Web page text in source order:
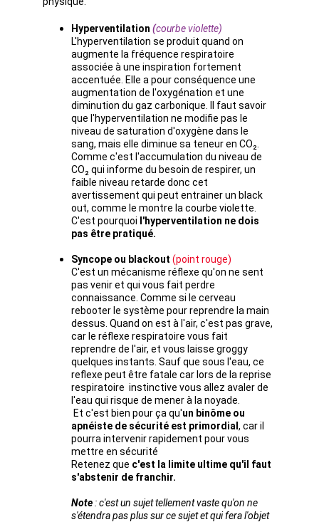
Hyperventilation (courbe violette)
L'hyperventilation se produit quand on
augmente la fréquence respiratoire
associée à une inspiration fortement
accentuée. Elle a pour conséquence une
augmentation de l'oxygénation et une
diminution du gaz carbonique. Il faut savoir
que l'hyperventilation ne modifie pas le
niveau de saturation d'oxygène dans le
sang, mais elle diminue sa teneur en CO₂.
Comme c'est l'accumulation du niveau de
CO₂ qui informe du besoin de respirer, un
faible niveau retarde donc cet
avertissement qui peut entrainer un black
out, comme le montre la courbe violette.
C'est pourquoi l'hyperventilation ne dois
pas être pratiqué.
Syncope ou blackout (point rouge)
C'est un mécanisme réflexe qu'on ne sent
pas venir et qui vous fait perdre
connaissance. Comme si le cerveau
rebooter le système pour reprendre la main
dessus. Quand on est à l'air, c'est pas grave,
car le réflexe respiratoire vous fait
reprendre de l'air, et vous laisse groggy
quelques instants. Sauf que sous l'eau, ce
reflexe peut être fatale car lors de la reprise
respiratoire  instinctive vous allez avaler de
l'eau qui risque de mener à la noyade.
Et c'est bien pour ça qu'un binôme ou
apnéiste de sécurité est primordial , car il
pourra intervenir rapidement pour vous
mettre en sécurité
Retenez que c'est la limite ultime qu'il faut
s'abstenir de franchir.
Note : c'est un sujet tellement vaste qu'on ne
s'étendra pas plus sur ce sujet et qui fera l'objet